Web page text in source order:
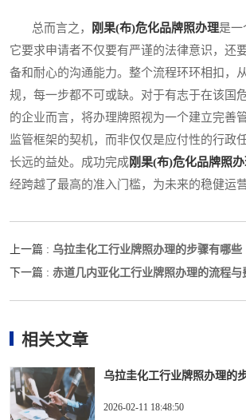
总而言之， 刚果(布)危化品牌照办理是一
它要求申请者不仅要有严谨的法律意识，还
备和耐心的沟通能力。整个流程环环相扣，
规，每一步都不可或缺。对于有志于在该国
的企业而言，将办理牌照视为一个建立完善
监管框架的契机，而非仅仅是应付性的行政
长远的益处。成功完成刚果(布)危化品牌照
经跨越了最高的准入门槛，为未来的稳健运
上一篇 : 乌拉圭化工行业牌照办理的步骤有哪些
下一篇 : 赤道几内亚化工行业牌照办理的流程与
相关文章
乌拉圭化工行业牌照办理的
2026-02-11 18:48:50